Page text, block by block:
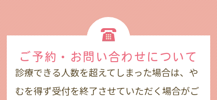
ご予約・お問い合わせ について
診療できる人数を超えてしまった場合は、や
むを得ず受付を終了させていただく場合がご